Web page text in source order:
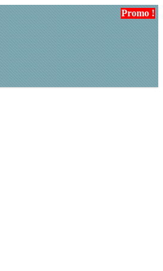
Promo !
Promo !
Promo !